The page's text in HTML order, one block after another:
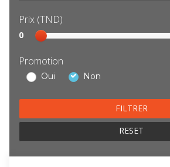
Prix (TND)
Sélection
prix
0
Promotion
Oui Non
RESET